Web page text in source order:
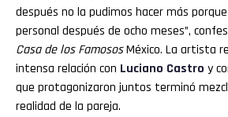
después no la pudimos hacer más
personal después de ocho meses”,
Casa de los FamososMéxico. La artista
intensa relación con Luciano Castro y
que protagonizaron juntos terminó
realidad de la pareja.